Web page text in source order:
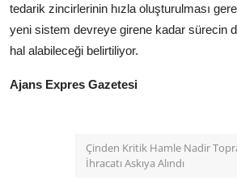
tedarik zincirlerinin hızla oluşturulması
yeni sistem devreye girene kadar sürecin
hal alabileceği belirtiliyor.
Ajans Expres Gazetesi
Çinden Kritik Hamle Nadir
İhracatı Askıya Alındı